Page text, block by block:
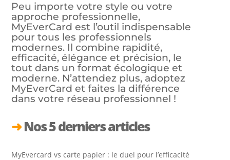
Peu importe votre style ou votre
approche professionnelle,
MyEverCard est l’outil indispensable
pour tous les professionnels
modernes. Il combine rapidité,
efficacité, élégance et précision, le
tout dans un format écologique et
moderne. N’attendez plus, adoptez
MyEverCard et faites la différence
dans votre réseau professionnel !
➜Nos 5 derniers articles
MyEvercard vs carte papier : le duel pour l’efficacité